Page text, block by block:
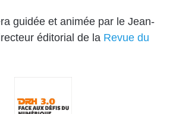
guidée et animée par le Jean-
éditorial de la Revue du